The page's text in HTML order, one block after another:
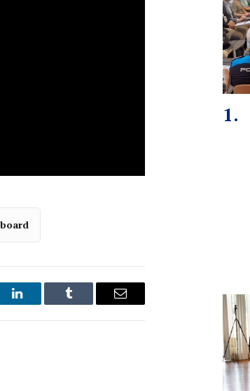
LinkedIn Tumblr
Correo